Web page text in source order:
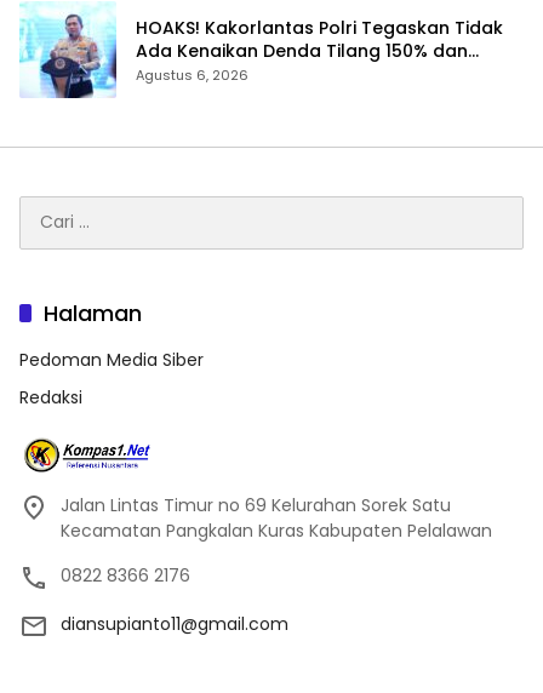
HOAKS! Kakorlantas Polri Tegaskan Tidak
Ada Kenaikan Denda Tilang 150% dan
Tilang Manual Menyeluruh
Agustus 6, 2026
untuk:
Halaman
Pedoman Media Siber
Redaksi
Jalan Lintas Timur no 69 Kelurahan Sorek Satu
Kecamatan Pangkalan Kuras Kabupaten Pelalawan
0822 8366 2176
diansupianto11@gmail.com